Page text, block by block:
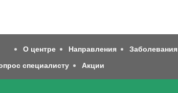
О центре Направления Заболевания
специалисту Акции